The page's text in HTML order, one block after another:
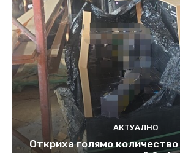
АКТУАЛНО
Откриха голямо количество